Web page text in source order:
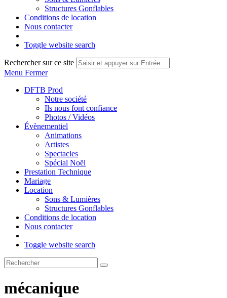
Structures Gonflables
Conditions de location
Nous contacter
Toggle website search
Rechercher sur ce site
Menu Fermer
DFTB Prod
Notre société
Ils nous font confiance
Photos / Vidéos
Évènementiel
Animations
Artistes
Spectacles
Spécial Noël
Prestation Technique
Mariage
Location
Sons & Lumières
Structures Gonflables
Conditions de location
Nous contacter
Toggle website search
mécanique